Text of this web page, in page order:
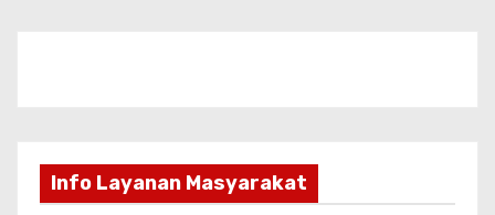
Info Layanan Masyarakat